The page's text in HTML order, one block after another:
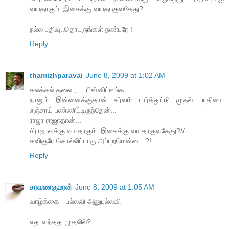
வயதாகும். இசைக்கு வயதாகுவதேது?
நல்ல பதிவு..தொடருங்கள் நண்பரே !
Reply
thamizhparavai June 8, 2009 at 1:02 AM
கலக்கல் தலை ,.... பின்னிட்டீங்க...
நானும் இன்னைக்குதான் சர்வம் பார்த்துட்டு முதல் பாதியை
எஞ்சாய் பண்ணிட்டிருந்தேன்...
ராஜா ராஜாதான்...
//ராஜாவுக்கு வயதாகும். இசைக்கு வயதாகுவதேது?//
கவிஞரே சொல்லிட்டாரு அப்புறமென்ன...?!
Reply
சரவணகுமரன் June 8, 2009 at 1:05 AM
வாழ்க்கை - பல்லவி அனுபல்லவி
எது வந்தது முதலில்?